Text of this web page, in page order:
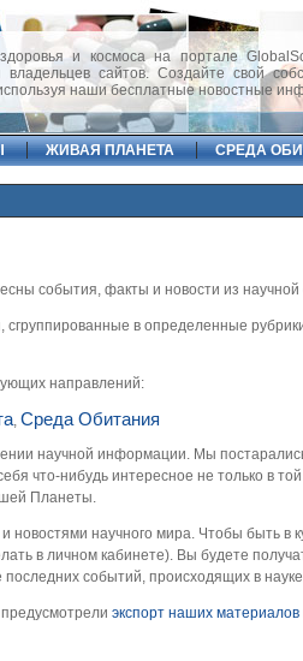
и космоса на портале
сайтов. Создайте свой
наши бесплатные новостные
ЖИВАЯ ПЛАНЕТА СРЕДА
события, факты и новости из
в определенные
направлений:
, Среда Обитания
научной информации. Мы
что-нибудь интересное не только в
Планеты.
научного мира. Чтобы быть в
в личном кабинете). Вы будете
событий, происходящих в
экспорт наших